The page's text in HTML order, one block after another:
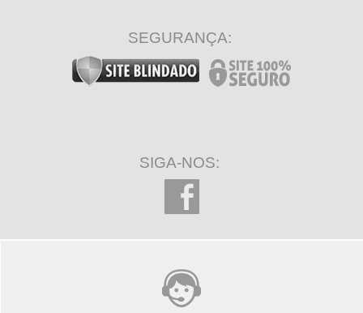
SEGURANÇA:
SIGA-NOS: